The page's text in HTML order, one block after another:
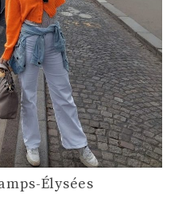
Élysées